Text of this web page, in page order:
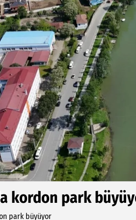
kordon park
park büyüyor